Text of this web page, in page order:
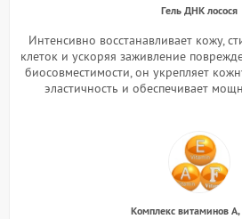
Гель ДНК лосося
Интенсивно восстанавливает кожу,
клеток и ускоряя заживление
биосовместимости, он укрепляет
эластичность и обеспечивает
Комплекс витаминов A,